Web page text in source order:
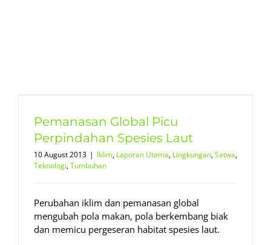
Pemanasan Global Picu
Perpindahan Spesies Laut
10 August 2013 | Iklim, Laporan Utama, Lingkungan,Satwa,
Teknologi,Tumbuhan
Perubahan iklim dan pemanasan global
mengubah pola makan, pola berkembang biak
dan memicu pergeseran habitat spesies laut.